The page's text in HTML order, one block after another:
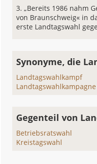
„Bereits 1986 nahm
von Braunschweig« in
erste Landtagswahl
Synonyme, die
Landtagswahlkampf
Landtagswahlkampagne
Gegenteil von
Betriebsratswahl
Kreistagswahl